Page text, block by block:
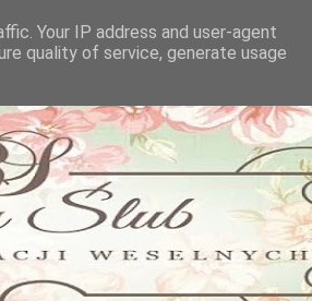
Your IP address and user-agent
quality of service, generate usage